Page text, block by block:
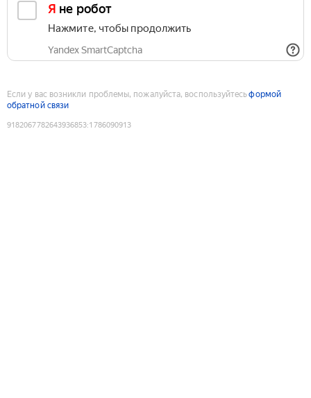
Я не робот
Нажмите, чтобы продолжить
Yandex SmartCaptcha
Если у вас возникли проблемы, пожалуйста, воспользуйтесьформой
обратной связи
9182067782643936853:1786090913